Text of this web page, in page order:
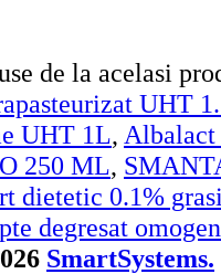
de la acelasi
UHT
UHT 1L, Albalact
250 ML,
dietetic 0.1%
degresat
SmartSystems.